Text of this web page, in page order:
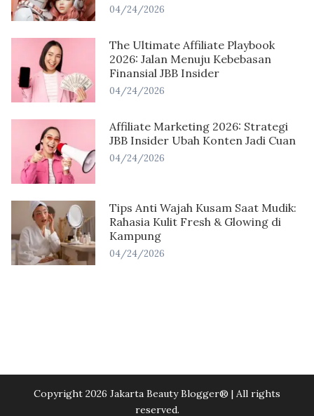
04/24/2026
The Ultimate Affiliate Playbook
2026: Jalan Menuju Kebebasan
Finansial JBB Insider
04/24/2026
Affiliate Marketing 2026: Strategi
JBB Insider Ubah Konten Jadi Cuan
04/24/2026
Tips Anti Wajah Kusam Saat Mudik:
Rahasia Kulit Fresh & Glowing di
Kampung
04/24/2026
Copyright 2026 Jakarta Beauty Blogger®️ | All rights
reserved.